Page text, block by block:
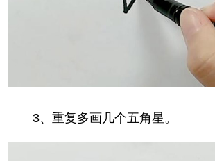
3、重复多画几个五角星。